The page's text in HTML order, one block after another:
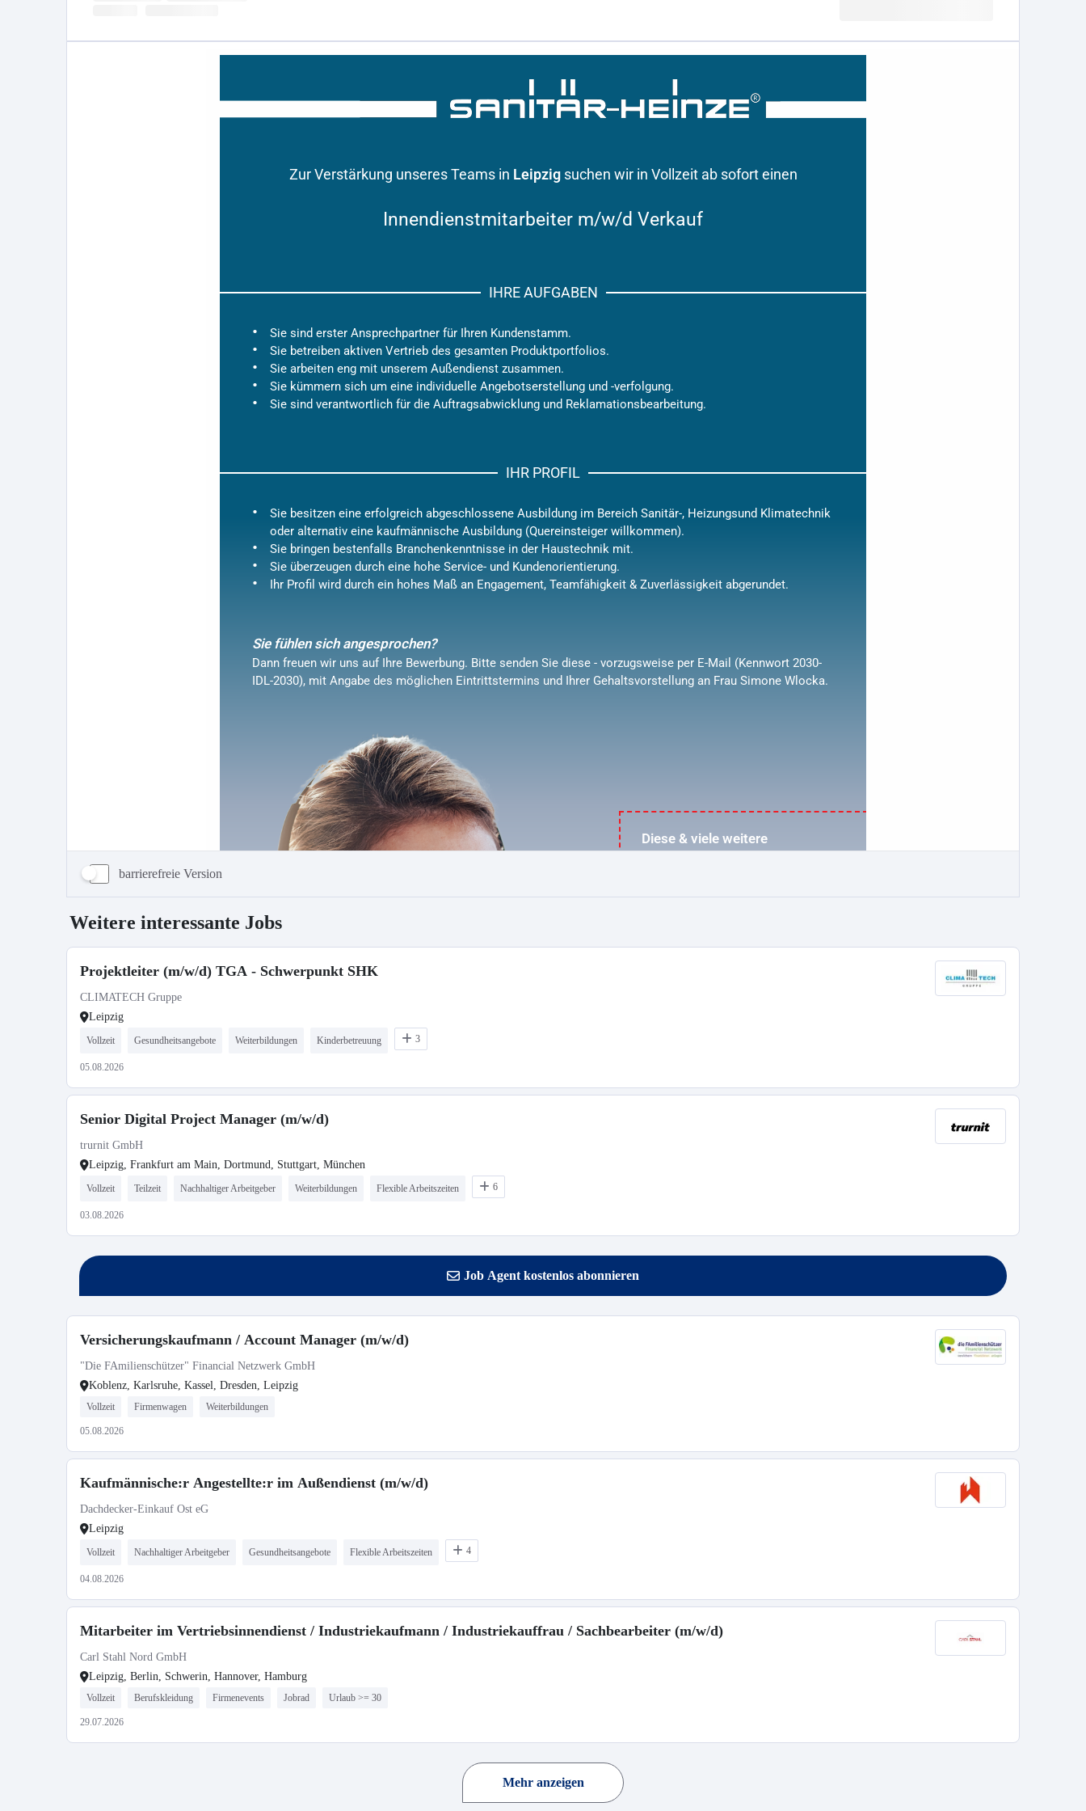
barrierefreie Version
Weitere interessante Jobs
Projektleiter (m/w/d) TGA - Schwerpunkt SHK
CLIMATECH Gruppe
Leipzig
Vollzeit Gesundheitsangebote Weiterbildungen Kinderbetreuung 3
05.08.2026
Senior Digital Project Manager (m/w/d)
trurnit GmbH
Leipzig, Frankfurt am Main, Dortmund, Stuttgart, München
Vollzeit Teilzeit Nachhaltiger Arbeitgeber Weiterbildungen Flexible Arbeitszeiten 6
03.08.2026
Job Agent kostenlos abonnieren
Versicherungskaufmann / Account Manager (m/w/d)
"Die FAmilienschützer" Financial Netzwerk GmbH
Koblenz, Karlsruhe, Kassel, Dresden, Leipzig
Vollzeit Firmenwagen Weiterbildungen
05.08.2026
Kaufmännische:r Angestellte:r im Außendienst (m/w/d)
Dachdecker-Einkauf Ost eG
Leipzig
Vollzeit Nachhaltiger Arbeitgeber Gesundheitsangebote Flexible Arbeitszeiten 4
04.08.2026
Mitarbeiter im Vertriebsinnendienst / Industriekaufmann / Industriekauffrau / Sachbearbeiter (m/w/d)
Carl Stahl Nord GmbH
Leipzig, Berlin, Schwerin, Hannover, Hamburg
Vollzeit Berufskleidung Firmenevents Jobrad Urlaub >= 30
29.07.2026
Mehr anzeigen